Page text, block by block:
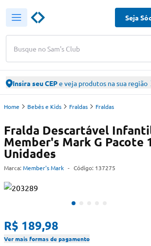
Busque no Sam's Club
Seja
Insira seu CEPe veja produtos na sua região
Home Bebês e Kids Fraldas Fraldas
Fralda Descartável
Member's Mark G Pacote
Unidades
Marca: Member's Mark - Código: 137275
R$ 189,98
Ver mais formas de pagamento